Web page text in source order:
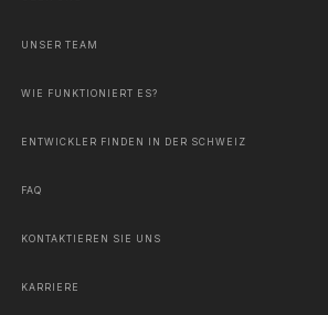
UNSER TEAM
WIE FUNKTIONIERT ES?
ENTWICKLER FINDEN IN DER SCHWEIZ
FAQ
KONTAKTIEREN SIE UNS
KARRIERE